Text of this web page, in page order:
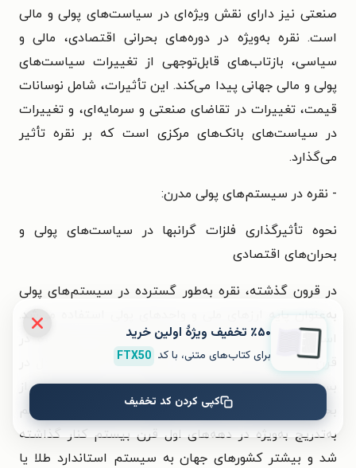
صنعتی نیز دارای نقش ویژه‌ای در سیاست‌های پولی و مالی
است. نقره به‌ویژه در دوره‌های بحرانی اقتصادی، مالی و
سیاسی، بازتاب‌های قابل‌توجهی از تغییرات سیاست‌های
پولی و مالی جهانی پیدا می‌کند. این تأثیرات، شامل نوسانات
قیمت، تغییرات در تقاضای صنعتی و سرمایه‌ای، و تغییرات
در سیاست‌های بانک‌های مرکزی است که بر نقره تأثیر
می‌گذارد.
- نقره در سیستم‌های پولی مدرن:
نحوه تأثیرگذاری فلزات گرانبها در سیاست‌های پولی و
بحران‌های اقتصادی
در قرون گذشته، نقره به‌طور گسترده در سیستم‌های پولی
به‌عنوان پایه ارزهای ملی و واحدهای پولی استفاده می‌شد.
استاندارد نقره، که جایگزین استاندارد طلا بود، به‌ویژه در
قرن نوزدهم و اوایل قرن بیستم برای تعیین ارزش پول در
بسیاری از کشورها استفاده می‌شد. با این حال، پس از
بحران‌های اقتصادی و رشد بدهی‌های دولتی، این سیستم
به‌تدریج به‌ویژه در دهه‌های اول قرن بیستم کنار گذاشته
شد و بیشتر کشورهای جهان به سیستم استاندارد طلا یا
٪۵۰ تخفیف ویژۀ اولین خرید
برای کتاب‌های متنی، با کد FTX50
کپی کردن کد تخفیف